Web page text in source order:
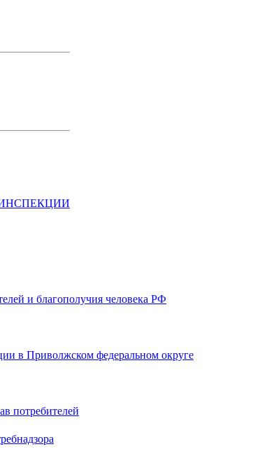
и благополучия человека РФ
в Приволжском федеральном округе
потребителей